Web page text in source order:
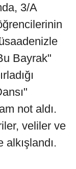
3/A
Bayrak"
not aldı.
veliler ve